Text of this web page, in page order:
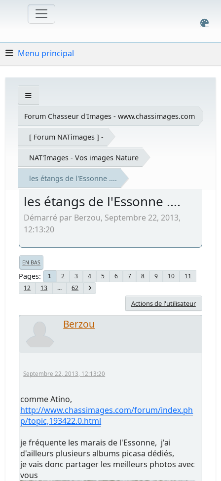
Menu principal
Forum Chasseur d'Images - www.chassimages.com
[ Forum NATimages ] -
NAT'Images - Vos images Nature
les étangs de l'Essonne ....
les étangs de l'Essonne ....
Démarré par Berzou, Septembre 22, 2013,
12:13:20
EN BAS
Pages 1 2 3 4 5 6 7 8 9 10
11
12
13 ... 62
Actions de l'utilisateur
Berzou
Septembre 22, 2013, 12:13:20
comme Atino,
http://www.chassimages.com/forum/index.ph
p/topic,193422.0.html
je fréquente les marais de l'Essonne, j'ai
d'ailleurs plusieurs albums picasa dédiés,
je vais donc partager les meilleurs photos avec
vous